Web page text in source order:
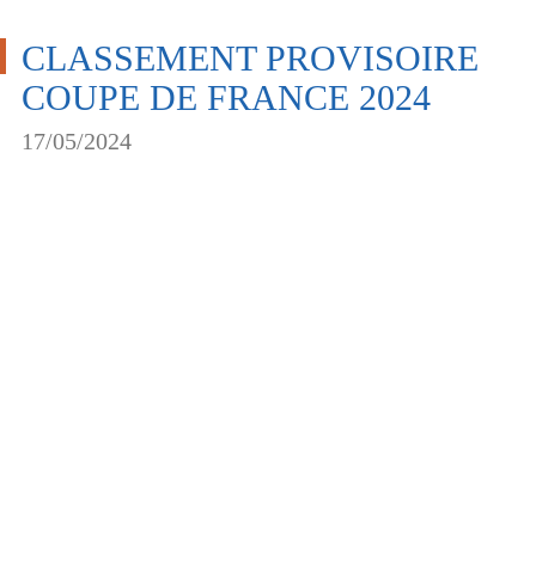
CLASSEMENT PROVISOIRE
COUPE DE FRANCE 2024
17/05/2024